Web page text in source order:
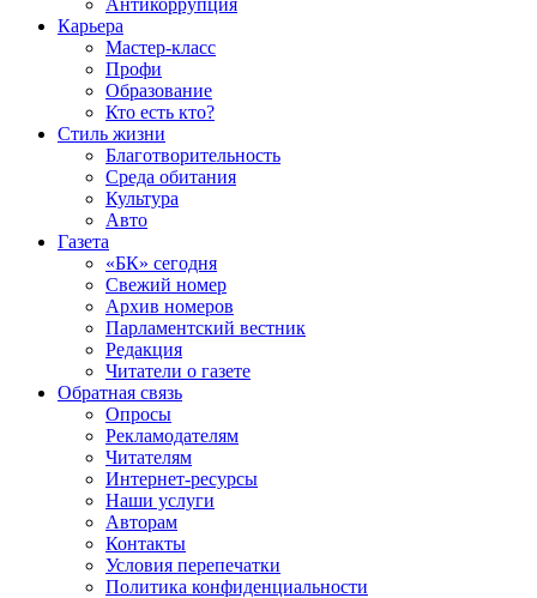
Антикоррупция
Карьера
Мастер-класс
Профи
Образование
Кто есть кто?
Стиль жизни
Благотворительность
Среда обитания
Культура
Авто
Газета
«БК» сегодня
Свежий номер
Архив номеров
Парламентский вестник
Редакция
Читатели о газете
Обратная связь
Опросы
Рекламодателям
Читателям
Интернет-ресурсы
Наши услуги
Авторам
Контакты
Условия перепечатки
Политика конфиденциальности